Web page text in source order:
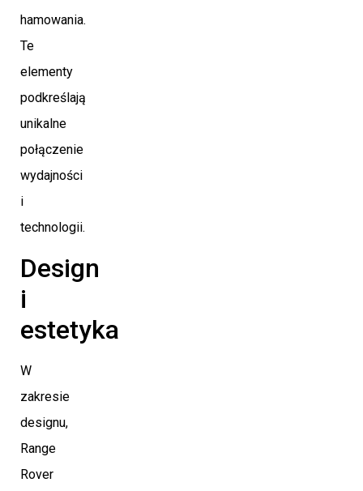
hamowania.
Te
elementy
podkreślają
unikalne
połączenie
wydajności
i
technologii.
Design
i
estetyka
W
zakresie
designu,
Range
Rover